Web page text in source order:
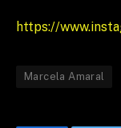
https://
Marcela Amaral